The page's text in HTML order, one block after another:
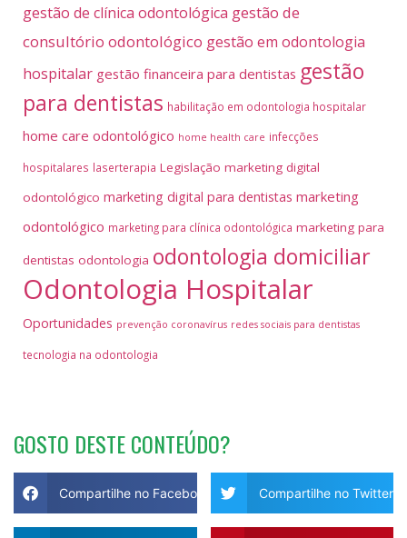
gestão de clínica odontológica gestão de
consultório odontológico gestão em odontologia
hospitalar gestão financeira para dentistas gestão
para dentistas habilitação em odontologia hospitalar
home care odontológico home health care infecções
hospitalares laserterapia Legislação marketing digital
odontológico marketing digital para dentistas marketing
odontológico marketing para clínica odontológica marketing para
dentistas odontologia odontologia domiciliar
Odontologia Hospitalar
Oportunidades prevenção coronavírus redes sociais para dentistas
tecnologia na odontologia
GOSTO DESTE CONTEÚDO?
Compartilhe no Facebook Compartilhe no Twitter